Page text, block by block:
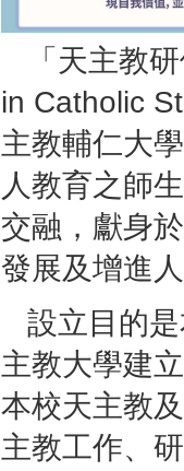
「天主教研
in Catholic
主教輔仁大
人教育之師
交融，獻身
發展及增進
設立目的是
主教大學建
本校天主教
主教工作、